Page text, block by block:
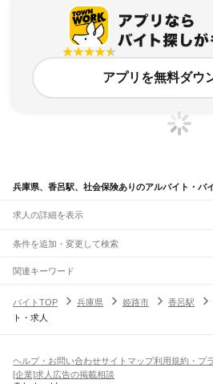
アプリを無料ダウ
兵庫県、香呂駅、社会保険ありのアルバイト・バ
求人の詳細を表示
条件を追加・変更して検索
市区町村を追加・変更
兵庫県すべて
神戸市
西脇市宝塚市三木市高砂市川西市小野市三
丹波市南あわじ市朝来市
駅を追加・変更
JR神戸線(神戸～姫路)
職種を追加・変更
飲食・フードサービスすべて
ホールスタッフキッチンスタッフ
人気
雇用形態を追加・変更
関連キーワード
バイトTOP
兵庫県 姫路市 香呂駅
ト・求人
ヘルプ・お問い合わせサイトマップ利用規約・プ
[企業]求人広告の掲載相談